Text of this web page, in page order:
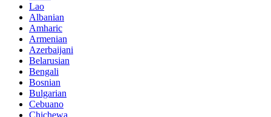
Lao
Albanian
Amharic
Armenian
Azerbaijani
Belarusian
Bengali
Bosnian
Bulgarian
Cebuano
Chichewa